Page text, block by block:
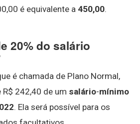
é equivalente a 450,00.
20% do salário
é chamada de Plano Normal,
R$ 242,40 de um salário-mínimo
. Ela será possível para os